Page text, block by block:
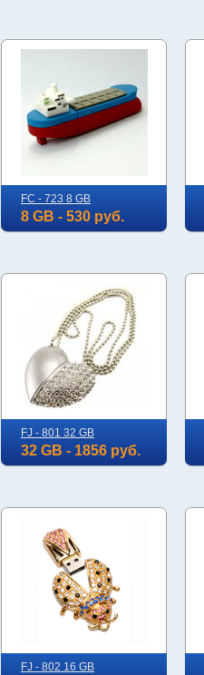
FC - 723 8 GB
8 GB - 530 руб.
FJ - 801 32 GB
32 GB - 1856 руб.
FJ - 802 16 GB